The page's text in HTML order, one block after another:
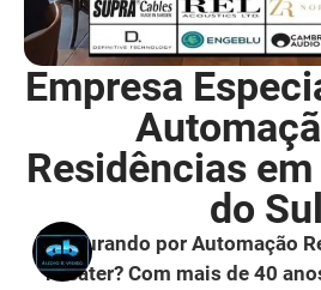
Empresa
Residências
do Sul
Procurando por Automação
Theater? Com mais de 40